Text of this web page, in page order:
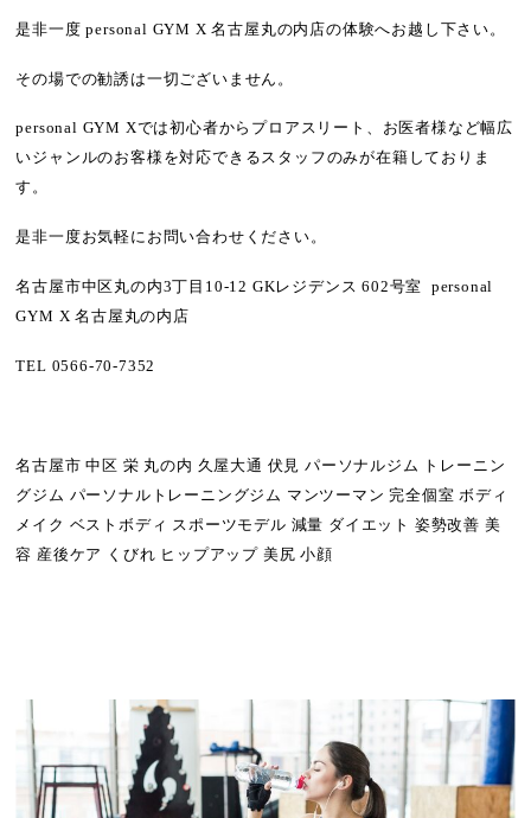
是非一度 personal GYM X 名古屋丸の内店の体験へお越し下さい。
その場での勧誘は一切ございません。
personal GYM Xでは初心者からプロアスリート 、 お医者様など幅広
いジャンルのお客様を対応できるスタッフのみが在籍しておりま
す。
是非一度お気軽にお問い合わせください。
名古屋市中区丸の内3丁目10-12 GKレジデンス 602号室 personal
GYM X 名古屋丸の内店
TEL 0566-70-7352
名古屋市 中区 栄 丸の内 久屋大通 伏見 パーソナルジム トレーニン
グジム パーソナルトレーニングジム マンツーマン 完全個室 ボディ
メイク ベストボディ スポーツモデル 減量 ダイエット 姿勢改善 美
容 産後ケア くびれ ヒップアップ 美尻 小顔